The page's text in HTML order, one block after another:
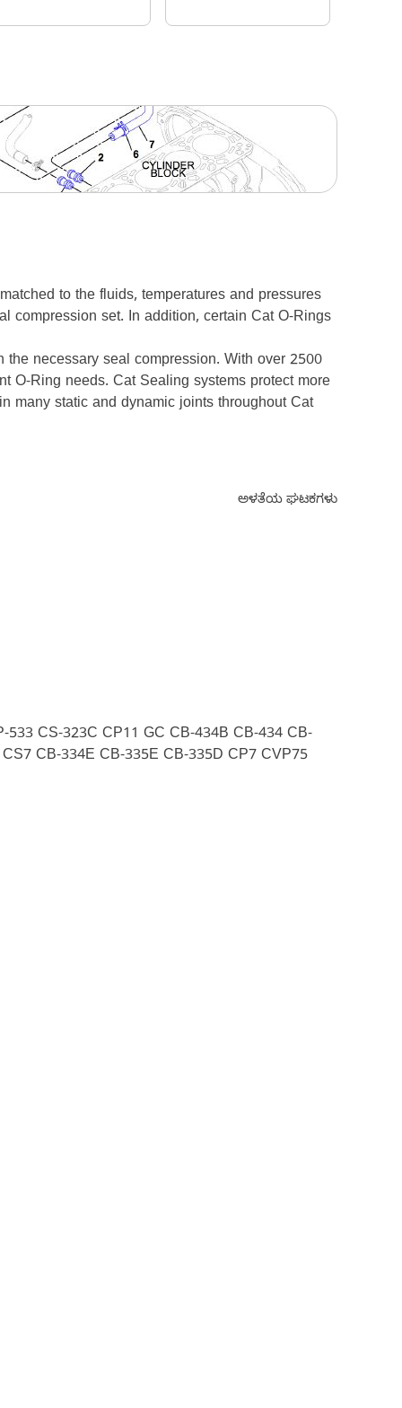
to the fluids, temperatures and pressures
compression set. In addition, certain Cat O-Rings
necessary seal compression. With over 2500
O-Ring needs. Cat Sealing systems protect more
many static and dynamic joints throughout Cat
ಅಳತೆಯ ಘಟಕಗಳು
CS-323C CP11 GC CB-434B CB-434 CB-
CB-334E CB-335E CB-335D CP7 CVP75